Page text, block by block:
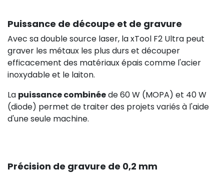
Puissance de découpe et de gravure
Avec sa double source laser, la xTool F2 Ultra peut
graver les métaux les plus durs et découper
efficacement des matériaux épais comme l'acier
inoxydable et le laiton.
La puissance combinéede 60 W (MOPA) et 40 W
(diode) permet de traiter des projets variés à l'aide
d'une seule machine.
Précision de gravure de 0,2 mm